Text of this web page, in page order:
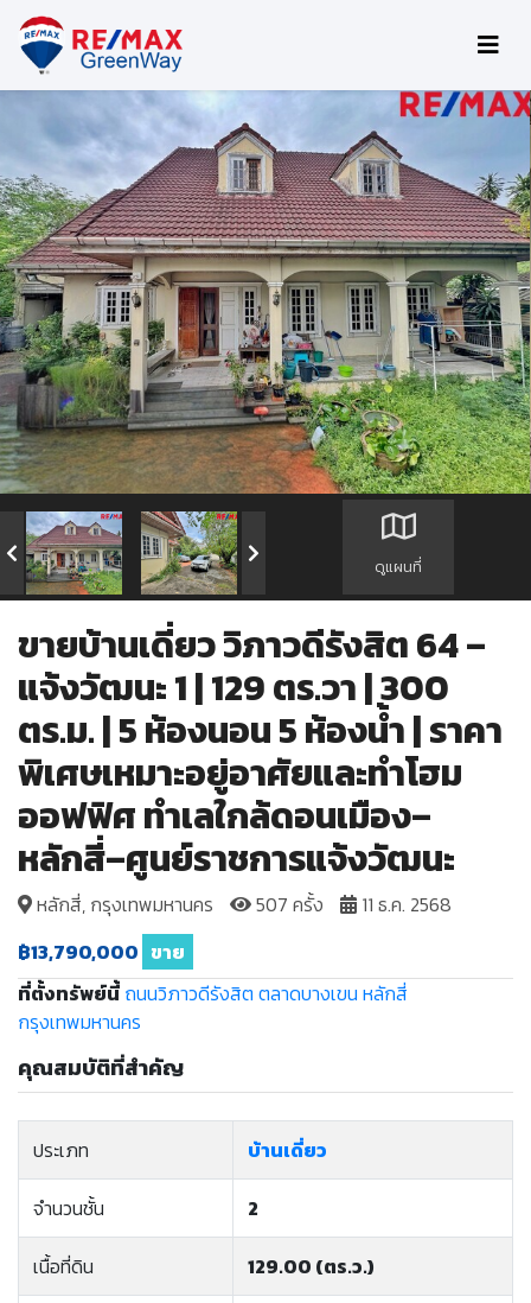
ดูแผนที่
ขายบ้านเดี่ยว วิภาวดีรังสิต 64 –
แจ้งวัฒนะ 1 | 129 ตร.วา | 300
ตร.ม. | 5 ห้องนอน 5 ห้องน้ำ | ราคา
พิเศษเหมาะอยู่อาศัยและทำโฮม
ออฟฟิศ ทำเลใกล้ดอนเมือง–
หลักสี่–ศูนย์ราชการแจ้งวัฒนะ
หลักสี่, กรุงเทพมหานคร 507 ครั้ง
11 ธ.ค. 2568
฿13,790,000 ขาย
ที่ตั้งทรัพย์นี้ ถนนวิภาวดีรังสิต ตลาดบางเขน หลักสี่
กรุงเทพมหานคร
คุณสมบัติที่สำคัญ
ประเภท บ้านเดี่ยว
จำนวนชั้น 2
เนื้อที่ดิน 129.00 (ตร.ว.)